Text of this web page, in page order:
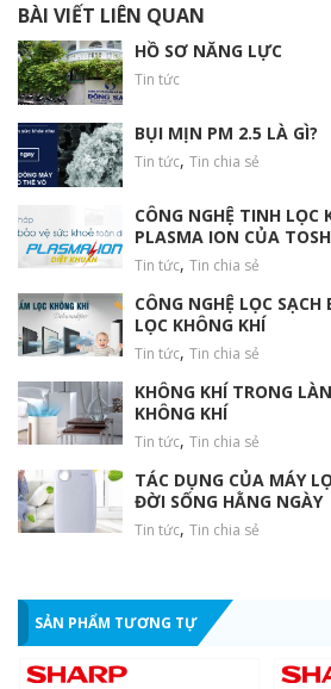
Kết hợp khả năng giải phóng
mật độ cao 7000 ion/cm3
Diệt sạch 99.97% bụi bẩn, khử vi
nhân dị ứng, mùi hôi và tái tạo phân tử
giúp không gian sạch thoáng, an toàn và
BÀI VIẾT LIÊN QUAN
HỒ SƠ NĂNG LỰC
Tin tức
BỤI MỊN PM 2.5 LÀ GÌ?
Tin tức, Tin chia sẻ
CÔNG NGHỆ TINH LỌC
PLASMA ION CỦA
Tin tức, Tin chia sẻ
CÔNG NGHỆ LỌC
LỌC KHÔNG KHÍ
Tin tức, Tin chia sẻ
KHÔNG KHÍ TRONG
KHÔNG KHÍ
Tin tức, Tin chia sẻ
TÁC DỤNG CỦA MÁY
ĐỜI SỐNG HẰNG NGÀY
Tin tức, Tin chia sẻ
SẢN PHẨM TƯƠNG TỰ